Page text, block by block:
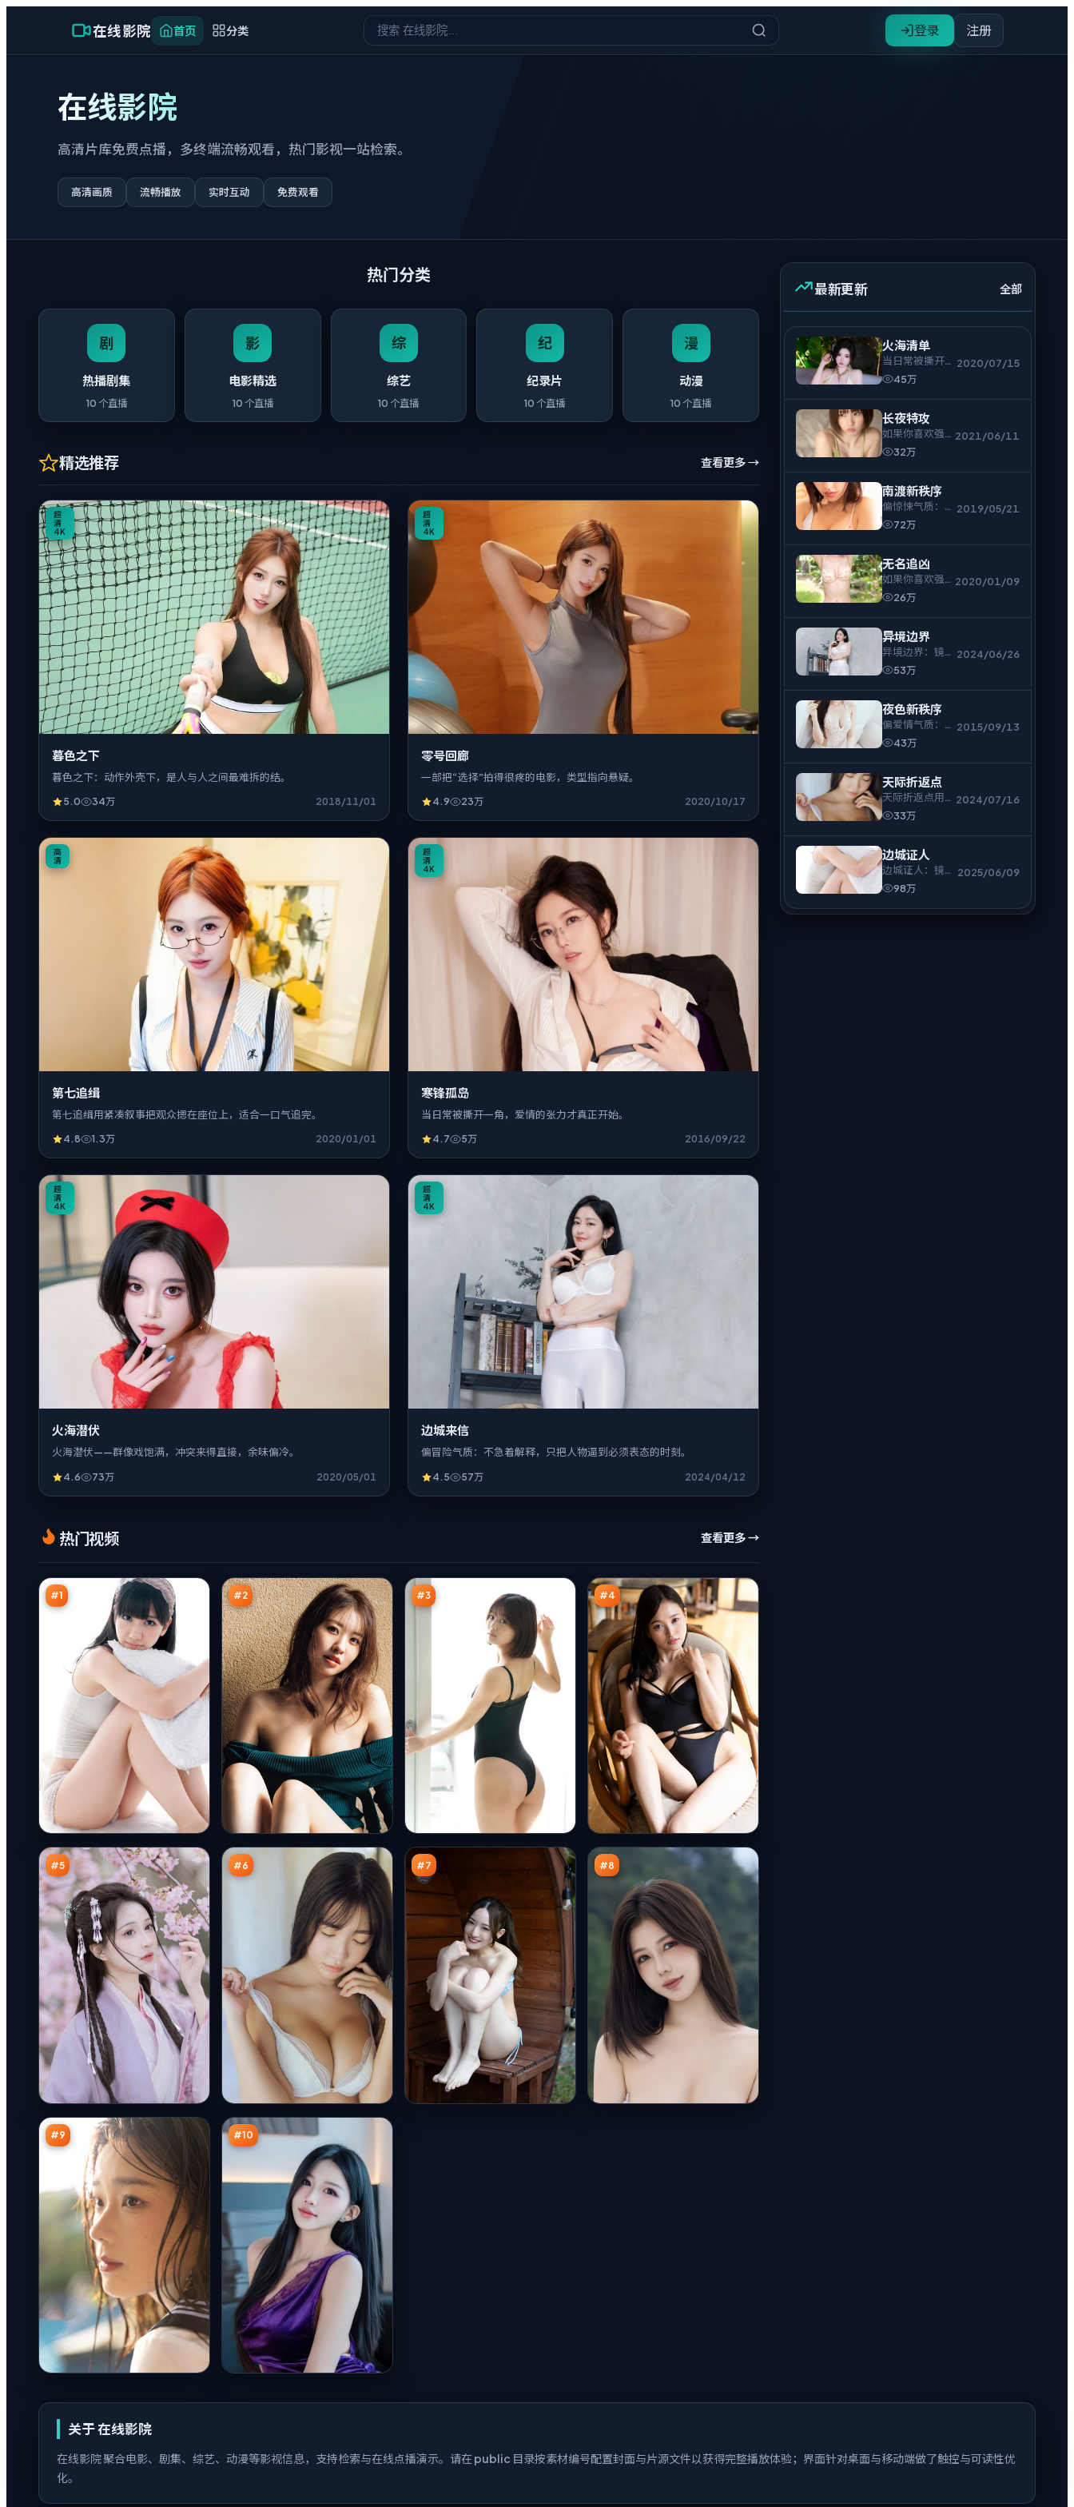
在线影院 首页 分类 登录 注册
在线影院
高清片库免费点播，多终端流畅观看，热门影视一站检索。
高清画质 流畅播放 实时互动 免费观看
热门分类
剧
热播剧集
10 个直播
影
电影精选
10 个直播
综
综艺
10 个直播
纪
纪录片
10 个直播
漫
动漫
10 个直播
精选推荐 查看更多 →
超
清
4K
暮色之下
暮色之下：动作外壳下，是人与人之间最难拆的结。
5.0 34万 2018/11/01
超
清
4K
8:27
零号回廊
一部把“选择”拍得很疼的电影，类型指向悬疑。
4.9 23万 2020/10/17
高
清
第七追缉
第七追缉用紧凑叙事把观众摁在座位上，适合一口气追完。
4.8 1.3万 2020/01/01
超
清
4K
24:41
寒锋孤岛
当日常被撕开一角，爱情的张力才真正开始。
4.7 5万 2016/09/22
超
清
4K
火海潜伏
火海潜伏——群像戏饱满，冲突来得直接，余味偏冷。
4.6 73万 2020/05/01
超
清
4K
0:55
边城来信
偏冒险气质：不急着解释，只把人物逼到必须表态的时刻。
4.5 57万 2024/04/12
热门视频 查看更多 →
#1
边
城
人
#2
言
之
城
#3
廊
#4
家
#5
千
面
余
震
92
万
#6
案万
#7
词万
#8
天
际
境
线
90
万
#9
归
声
壁
90
万
#10
黑
响万
最新更新 全部
火海清单
当日常被撕开一
角，悬疑的张力
45万
2020/07/15
长夜特攻
如果你喜欢强节
奏与人物拉扯，
32万
2021/06/11
南渡新秩序
偏惊悚气质：不
急着解释，只把
72万
2019/05/21
无名追凶
如果你喜欢强节
奏与人物拉扯，
26万
2020/01/09
异境边界
异境边界：镜头
冷静，情绪却很
53万
2024/06/26
夜色新秩序
偏爱情气质：不
急着解释，只把
43万
2015/09/13
天际折返点
天际折返点用紧
凑叙事把观众摁
33万
2024/07/16
边城证人
边城证人：镜头
冷静，情绪却很
者可入。
98万
2025/06/09
关于在线影院
在线影院聚合电影、剧集、综艺、动漫等影视信息，支持检索与在线点播演示。请在 public 目录按素材编号配置封面与片源文件以获得完整播放体验；界面针对桌面与移动端做了触控与可读性优
化。